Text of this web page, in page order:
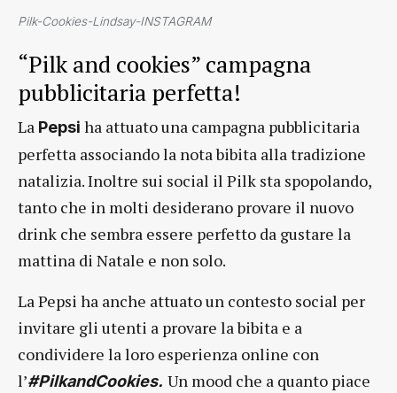
Pilk-Cookies-Lindsay-INSTAGRAM
“Pilk and cookies” campagna
pubblicitaria perfetta!
La Pepsi ha attuato una campagna pubblicitaria
perfetta associando la nota bibita alla tradizione
natalizia. Inoltre sui social il Pilk sta spopolando,
tanto che in molti desiderano provare il nuovo
drink che sembra essere perfetto da gustare la
mattina di Natale e non solo.
La Pepsi ha anche attuato un contesto social per
invitare gli utenti a provare la bibita e a
condividere la loro esperienza online con
l’#PilkandCookies. Un mood che a quanto piace